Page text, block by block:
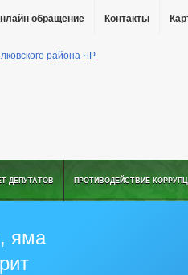
обращение Контакты
ДЕПУТАТОВ ПРОТИВОДЕЙСТВИЕ
яма